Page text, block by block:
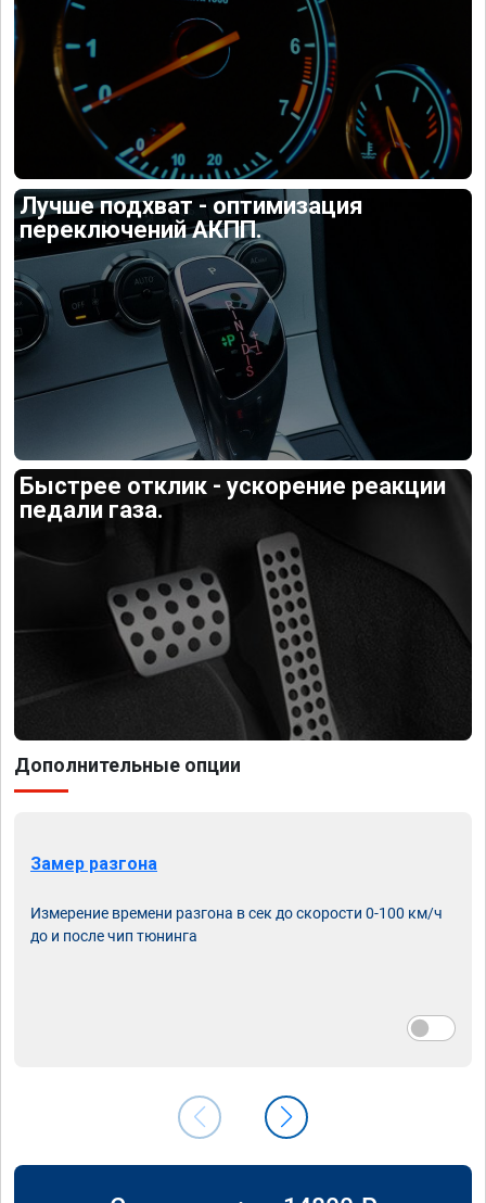
Лучше подхват - оптимизация
переключений АКПП.
Быстрее отклик - ускорение реакции
педали газа.
Дополнительные опции
Замер разгона
Измерение времени разгона в сек до скорости 0-100 км/ч
до и после чип тюнинга